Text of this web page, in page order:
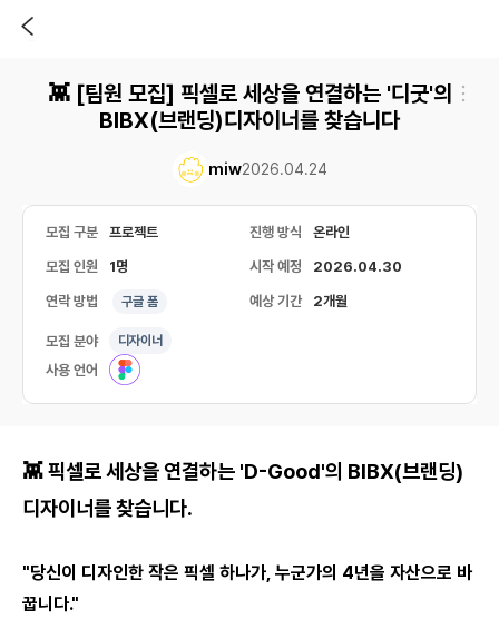
👾 [팀원 모집] 픽셀로 세상을 연결하는 '디굿'의
BIBX(브랜딩)디자이너를 찾습니다
miw2026.04.24
모집 구분 프로젝트 진행 방식 온라인
모집 인원 1명 시작 예정 2026.04.30
연락 방법 구글 폼 예상 기간 2개월
모집 분야 디자이너
사용 언어
👾 픽셀로 세상을 연결하는 'D-Good'의 BIBX(브랜딩)
디자이너를 찾습니다.
"당신이 디자인한 작은 픽셀 하나가, 누군가의 4년을 자산으로 바
꿉니다."